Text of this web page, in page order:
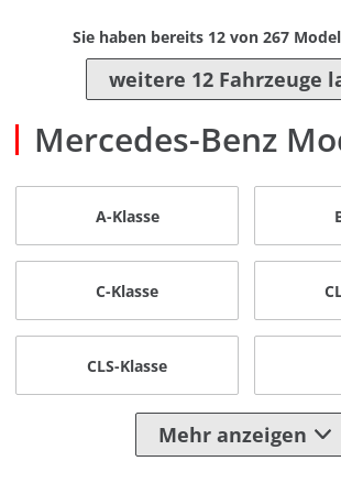
Sie haben bereits 12von 267
weitere 12 Fahrzeuge
Mercedes-Benz
A-Klasse
C-Klasse
CLS-Klasse
Mehr anzeigen